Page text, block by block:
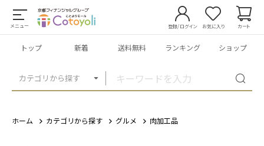
メニュー
カテゴリから探す
登録/ログイン お気に入り カート
トップ 新着 送料無料 ランキング ショップ
ホーム カテゴリから探す グルメ 肉加工品